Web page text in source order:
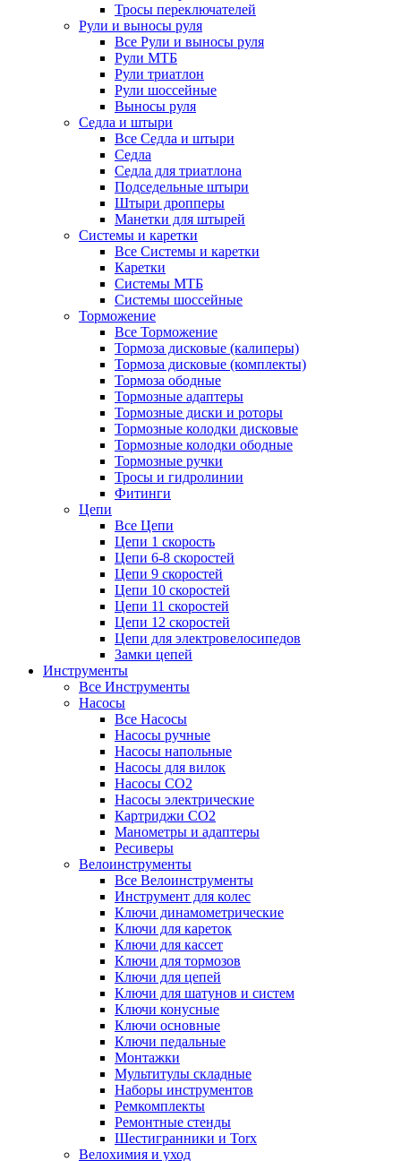
Тросы переключателей
Рули и выносы руля
Все Рули и выносы руля
Рули МТБ
Рули триатлон
Рули шоссейные
Выносы руля
Седла и штыри
Все Седла и штыри
Седла
Седла для триатлона
Подседельные штыри
Штыри дропперы
Манетки для штырей
Системы и каретки
Все Системы и каретки
Каретки
Системы МТБ
Системы шоссейные
Торможение
Все Торможение
Тормоза дисковые (калиперы)
Тормоза дисковые (комплекты)
Тормоза ободные
Тормозные адаптеры
Тормозные диски и роторы
Тормозные колодки дисковые
Тормозные колодки ободные
Тормозные ручки
Тросы и гидролинии
Фитинги
Цепи
Все Цепи
Цепи 1 скорость
Цепи 6-8 скоростей
Цепи 9 скоростей
Цепи 10 скоростей
Цепи 11 скоростей
Цепи 12 скоростей
Цепи для электровелосипедов
Замки цепей
Инструменты
Все Инструменты
Насосы
Все Насосы
Насосы ручные
Насосы напольные
Насосы для вилок
Насосы CO2
Насосы электрические
Картриджи CO2
Манометры и адаптеры
Ресиверы
Велоинструменты
Все Велоинструменты
Инструмент для колес
Ключи динамометрические
Ключи для кареток
Ключи для кассет
Ключи для тормозов
Ключи для цепей
Ключи для шатунов и систем
Ключи конусные
Ключи основные
Ключи педальные
Монтажки
Мультитулы складные
Наборы инструментов
Ремкомплекты
Ремонтные стенды
Шестигранники и Torx
Велохимия и уход